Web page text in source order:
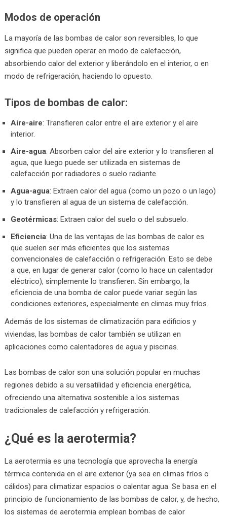
Modos de operación
La mayoría de las bombas de calor son reversibles, lo que
significa que pueden operar en modo de calefacción,
absorbiendo calor del exterior y liberándolo en el interior, o en
modo de refrigeración, haciendo lo opuesto.
Tipos de bombas de calor:
Aire-aire: Transfieren calor entre el aire exterior y el aire
interior.
Aire-agua: Absorben calor del aire exterior y lo transfieren al
agua, que luego puede ser utilizada en sistemas de
calefacción por radiadores o suelo radiante.
Agua-agua: Extraen calor del agua (como un pozo o un lago)
y lo transfieren al agua de un sistema de calefacción.
Geotérmicas: Extraen calor del suelo o del subsuelo.
Eficiencia: Una de las ventajas de las bombas de calor es
que suelen ser más eficientes que los sistemas
convencionales de calefacción o refrigeración. Esto se debe
a que, en lugar de generar calor (como lo hace un calentador
eléctrico), simplemente lo transfieren. Sin embargo, la
eficiencia de una bomba de calor puede variar según las
condiciones exteriores, especialmente en climas muy fríos.
Además de los sistemas de climatización para edificios y
viviendas, las bombas de calor también se utilizan en
aplicaciones como calentadores de agua y piscinas.
Las bombas de calor son una solución popular en muchas
regiones debido a su versatilidad y eficiencia energética,
ofreciendo una alternativa sostenible a los sistemas
tradicionales de calefacción y refrigeración.
¿Qué es la aerotermia?
La aerotermia es una tecnología que aprovecha la energía
térmica contenida en el aire exterior (ya sea en climas fríos o
cálidos) para climatizar espacios o calentar agua. Se basa en el
principio de funcionamiento de las bombas de calor, y, de hecho,
los sistemas de aerotermia emplean bombas de calor